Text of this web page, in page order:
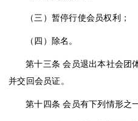
（三）暂停行使会员权利；
（四）除名。
第十三条 会员退出本社会团
并交回会员证。
第十四条 会员有下列情形之